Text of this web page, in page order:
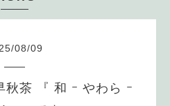
/08/09
茶 『 和 ｰ やわら ｰ